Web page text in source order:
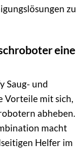
zu
eine
Saug- und
Vorteile mit sich,
abheben.
macht
Helfer im